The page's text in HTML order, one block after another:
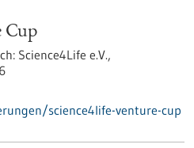
Cup
Science4Life e.V.,
science4life-venture-cup